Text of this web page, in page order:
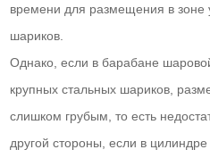
времени для размещения в зоне
шариков.
Однако, если в барабане
крупных стальных шариков,
слишком грубым, то есть
другой стороны, если в